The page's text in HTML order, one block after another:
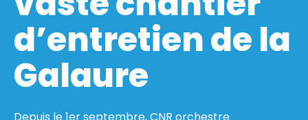
d’entretien de la
Galaure